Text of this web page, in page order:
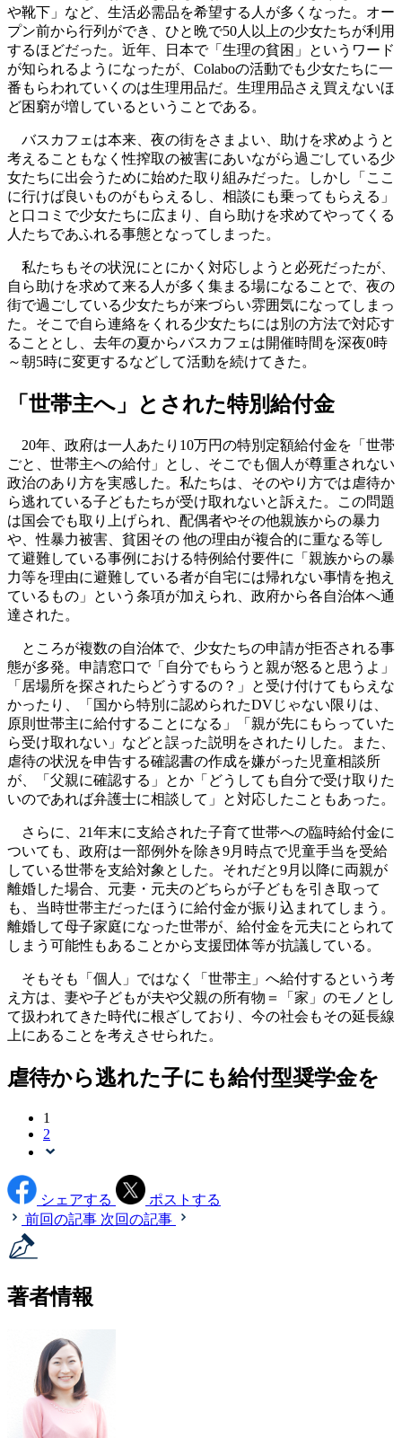
や靴下」など、生活必需品を希望する人が多くなった。オー
プン前から行列ができ、ひと晩で50人以上の少女たちが利用
するほどだった。近年、日本で「生理の貧困」というワード
が知られるようになったが、Colaboの活動でも少女たちに一
番もらわれていくのは生理用品だ。生理用品さえ買えないほ
ど困窮が増しているということである。
バスカフェは本来、夜の街をさまよい、助けを求めようと
考えることもなく性搾取の被害にあいながら過ごしている少
女たちに出会うために始めた取り組みだった。しかし「ここ
に行けば良いものがもらえるし、相談にも乗ってもらえる」
と口コミで少女たちに広まり、自ら助けを求めてやってくる
人たちであふれる事態となってしまった。
私たちもその状況にとにかく対応しようと必死だったが、
自ら助けを求めて来る人が多く集まる場になることで、夜の
街で過ごしている少女たちが来づらい雰囲気になってしまっ
た。そこで自ら連絡をくれる少女たちには別の方法で対応す
ることとし、去年の夏からバスカフェは開催時間を深夜0時
～朝5時に変更するなどして活動を続けてきた。
「世帯主へ」とされた特別給付金
20年、政府は一人あたり10万円の特別定額給付金を「世帯
ごと、世帯主への給付」とし、そこでも個人が尊重されない
政治のあり方を実感した。私たちは、そのやり方では虐待か
ら逃れている子どもたちが受け取れないと訴えた。この問題
は国会でも取り上げられ、配偶者やその他親族からの暴力
や、性暴力被害、貧困その 他の理由が複合的に重なる等し
て避難している事例における特例給付要件に「親族からの暴
力等を理由に避難している者が自宅には帰れない事情を抱え
ているもの」という条項が加えられ、政府から各自治体へ通
達された。
ところが複数の自治体で、少女たちの申請が拒否される事
態が多発。申請窓口で「自分でもらうと親が怒ると思うよ」
「居場所を探されたらどうするの？」と受け付けてもらえな
かったり、「国から特別に認められたDVじゃない限りは、
原則世帯主に給付することになる」「親が先にもらっていた
ら受け取れない」などと誤った説明をされたりした。また、
虐待の状況を申告する確認書の作成を嫌がった児童相談所
が、「父親に確認する」とか「どうしても自分で受け取りた
いのであれば弁護士に相談して」と対応したこともあった。
さらに、21年末に支給された子育て世帯への臨時給付金に
ついても、政府は一部例外を除き9月時点で児童手当を受給
している世帯を支給対象とした。それだと9月以降に両親が
離婚した場合、元妻・元夫のどちらが子どもを引き取って
も、当時世帯主だったほうに給付金が振り込まれてしまう。
離婚して母子家庭になった世帯が、給付金を元夫にとられて
しまう可能性もあることから支援団体等が抗議している。
そもそも「個人」ではなく「世帯主」へ給付するという考
え方は、妻や子どもが夫や父親の所有物＝「家」のモノとし
て扱われてきた時代に根ざしており、今の社会もその延長線
上にあることを考えさせられた。
虐待から逃れた子にも給付型奨学金を
1
2
シェアする
ポストする
前回の記事 次回の記事
著者情報